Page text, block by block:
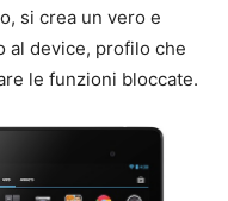
si crea un vero e
al device, profilo che
le funzioni bloccate.